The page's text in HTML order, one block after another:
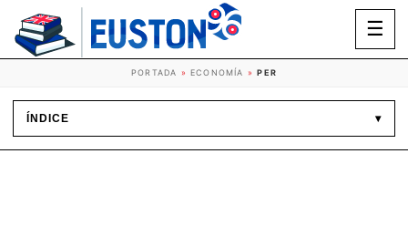
☰
PORTADA »ECONOMÍA »PER
ÍNDICE ▾